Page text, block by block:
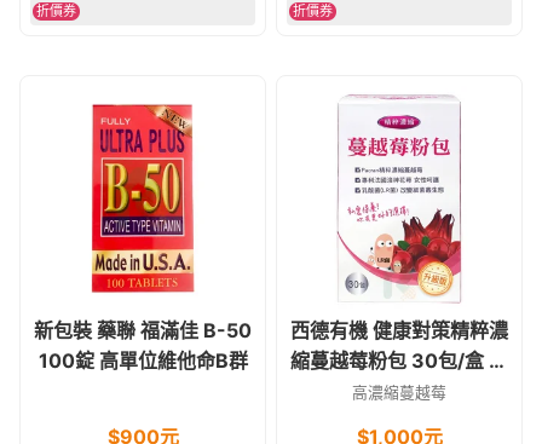
折價券 折價券
新包裝 藥聯 福滿佳 B-50
100錠 高單位維他命B群
$900元
西德有機 健康對策精粹濃
縮蔓越莓粉包 30包/盒 私
密處保健
高濃縮蔓越莓
$1,000元